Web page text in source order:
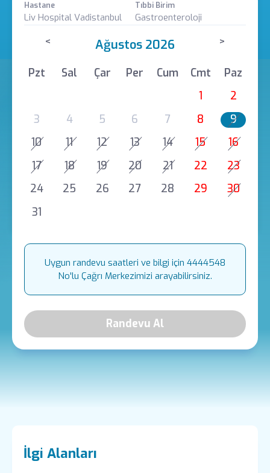
Hastane
Liv Hospital Vadistanbul
Tıbbi Birim
Gastroenteroloji
< Ağustos 2026 >
Pzt Sal Çar Per Cum Cmt
Paz
1
2
3
4 5 6 7 8
9
10
11 12 13 14 15
16
17
18 19 20 21 22
23
24
25 26 27 28 29
30
31
Uygun randevu saatleri ve bilgi için 4444548
No'lu Çağrı Merkezimizi arayabilirsiniz.
Randevu Al
İlgi Alanları